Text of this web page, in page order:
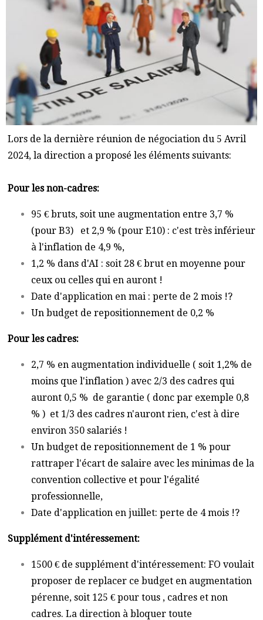
Lors de la dernière réunion de négociation du 5 Avril
2024, la direction a proposé les éléments suivants:
Pour les non-cadres:
95 € bruts, soit une augmentation entre 3,7 %
(pour B3) et 2,9 % (pour E10) : c'est très inférieur
à l'inflation de 4,9 %,
1,2 % dans d'AI : soit 28 € brut en moyenne pour
ceux ou celles qui en auront !
Date d'application en mai : perte de 2 mois !?
Un budget de repositionnement de 0,2 %
Pour les cadres:
2,7 % en augmentation individuelle ( soit 1,2% de
moins que l'inflation ) avec 2/3 des cadres qui
auront 0,5 % de garantie ( donc par exemple 0,8
% ) et 1/3 des cadres n'auront rien, c'est à dire
environ 350 salariés !
Un budget de repositionnement de 1 % pour
rattraper l'écart de salaire avec les minimas de la
convention collective et pour l'égalité
professionnelle,
Date d'application en juillet: perte de 4 mois !?
​Supplément d'intéressement:
1500 € de supplément d'intéressement: FO voulait
proposer de replacer ce budget en augmentation
pérenne, soit 125 € pour tous , cadres et non
cadres. La direction à bloquer toute